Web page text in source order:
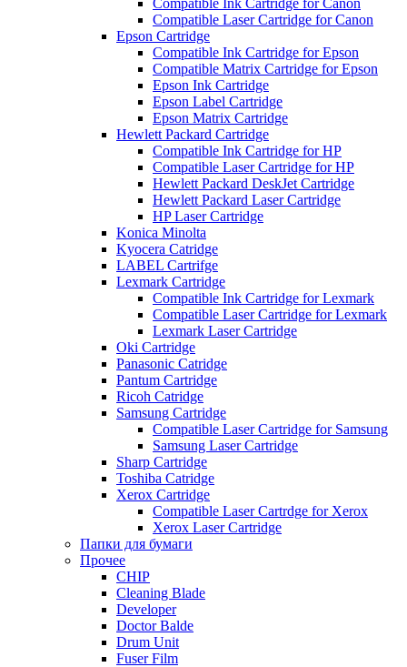
Compatible Ink Cartridge for Canon
Compatible Laser Cartridge for Canon
Epson Cartridge
Compatible Ink Cartridge for Epson
Compatible Matrix Cartridge for Epson
Epson Ink Cartridge
Epson Label Cartridge
Epson Matrix Cartridge
Hewlett Packard Cartridge
Compatible Ink Cartridge for HP
Compatible Laser Cartridge for HP
Hewlett Packard DeskJet Cartridge
Hewlett Packard Laser Cartridge
HP Laser Cartridge
Konica Minolta
Kyocera Catridge
LABEL Cartrifge
Lexmark Cartridge
Compatible Ink Cartridge for Lexmark
Compatible Laser Cartridge for Lexmark
Lexmark Laser Cartridge
Oki Cartridge
Panasonic Catridge
Pantum Cartridge
Ricoh Catridge
Samsung Cartridge
Compatible Laser Cartridge for Samsung
Samsung Laser Cartridge
Sharp Cartridge
Toshiba Catridge
Xerox Cartridge
Compatible Laser Cartrdge for Xerox
Xerox Laser Cartridge
Папки для бумаги
Прочее
CHIP
Cleaning Blade
Developer
Doctor Balde
Drum Unit
Fuser Film